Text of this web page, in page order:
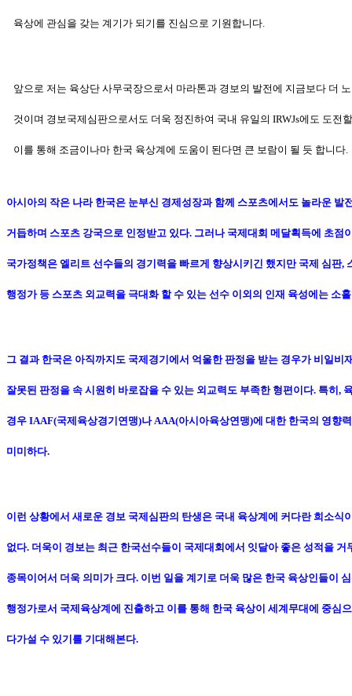
육상에 관심을 갖는 계기가 되기를 진심으로 기원합니다.
앞으로 저는 육상단 사무국장으로서 마라톤과 경보의 발전에 지금보다 더
것이며 경보국제심판으로서도 더욱 정진하여 국내 유일의 IRWJs에도 도전할
이를 통해 조금이나마 한국 육상계에 도움이 된다면 큰 보람이 될 듯 합니다.
아시아의 작은 나라 한국은 눈부신 경제성장과 함께 스포츠에서도 놀라운 발
거듭하며 스포츠 강국으로 인정받고 있다. 그러나 국제대회 메달획득에 초점
국가정책은 엘리트 선수들의 경기력을 빠르게 향상시키긴 했지만 국제 심판,
행정가 등 스포츠 외교력을 극대화 할 수 있는 선수 이외의 인재 육성에는 소
그 결과 한국은 아직까지도 국제경기에서 억울한 판정을 받는 경우가 비일비
잘못된 판정을 속 시원히 바로잡을 수 있는 외교력도 부족한 형편이다. 특히,
경우 IAAF(국제육상경기연맹)나 AAA(아시아육상연맹)에 대한 한국의 영향
미미하다.
이런 상황에서 새로운 경보 국제심판의 탄생은 국내 육상계에 커다란 희소식
없다. 더욱이 경보는 최근 한국선수들이 국제대회에서 잇달아 좋은 성적을 거
종목이어서 더욱 의미가 크다. 이번 일을 계기로 더욱 많은 한국 육상인들이
행정가로서 국제육상계에 진출하고 이를 통해 한국 육상이 세계무대에 중심
다가설 수 있기를 기대해본다.